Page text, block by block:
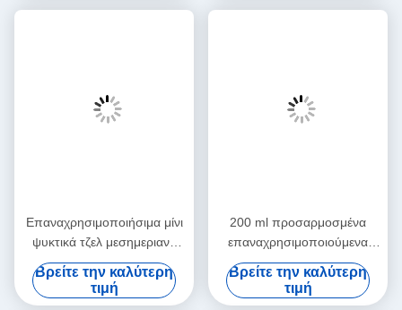
τρόφιμα κατεψυγμένα
Επαναχρησιμοποιήσιμα μίνι
ψυκτικά τζελ μεσημεριανό
παγωτό πακέτα μακροχρόνια
παγωτό πακέτα για τρόφιμα
κατεψυγμένα
Βρείτε την καλύτερη
τιμή
200 ml προσαρμοσμένα
επαναχρησιμοποιούμενα
παγωτά για μεσημεριανό
γεύμα παγωτά για σπίτι για
κατεψυγμένα τρόφιμα
Βρείτε την καλύτερη
τιμή